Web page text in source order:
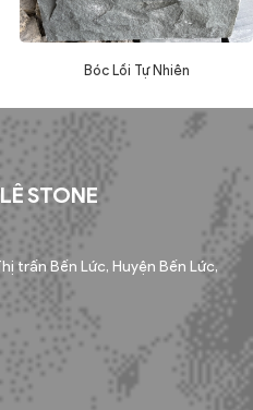
Bóc Lồi Tự Nhiên
STONE
trấn Bến Lức, Huyện Bến Lức,